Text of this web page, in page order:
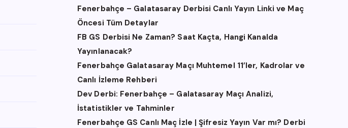
Fenerbahçe – Galatasaray Derbisi Canlı Yayın Linki ve Maç
Öncesi Tüm Detaylar
FB GS Derbisi Ne Zaman? Saat Kaçta, Hangi Kanalda
Yayınlanacak?
Fenerbahçe Galatasaray Maçı Muhtemel 11’ler, Kadrolar ve
Canlı İzleme Rehberi
Dev Derbi: Fenerbahçe – Galatasaray Maçı Analizi,
İstatistikler ve Tahminler
Fenerbahçe GS Canlı Maç İzle | Şifresiz Yayın Var mı? Derbi